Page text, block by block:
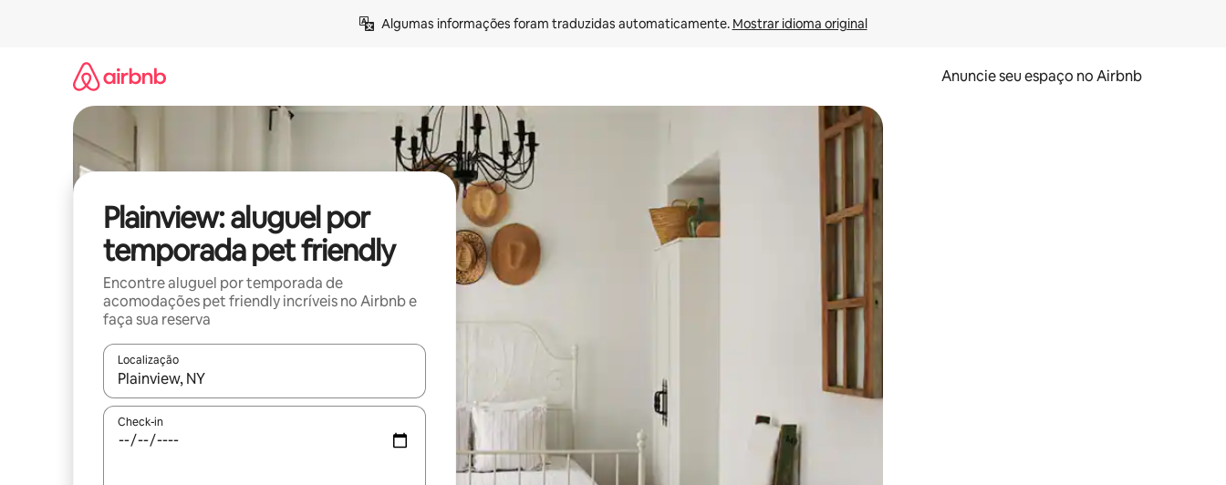
Algumas informações foram traduzidas automaticamente. Mostrar idioma original
Anuncie seu espaço no Airbnb
Plainview: aluguel por
temporada pet friendly
Encontre aluguel por temporada de
acomodações pet friendly incríveis no Airbnb e
faça sua reserva
Localização
Quando os resultados estiverem disponíveis, explore-os usando as seta para cima e para baixo do teclado ou tocando e deslizando o dedo na tela.
Check-in